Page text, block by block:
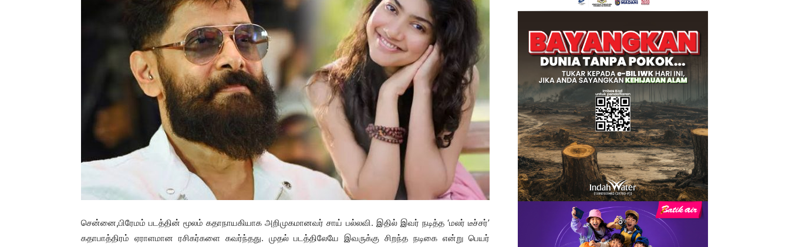
சென்னை,பிரேமம் படத்தின் மூலம் கதாநாயகியாக அறிமுகமானவர் சாய் பல்லவி. இதில் இவர் நடித்த ‘மலர் டீச்சர்’
கதாபாத்திரம் ஏராளமான ரசிகர்களை கவர்ந்தது. முதல் படத்திலேயே இவருக்கு சிறந்த நடிகை என்று பெயர்